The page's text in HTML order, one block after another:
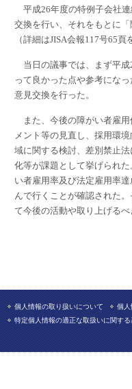
平成26年度の特例子会社
交換を行い、それをもとに
（詳細はJISA会報117号65頁
当日の議事では、まず平成
って良かった点や参考にな
意見交換を行った。
また、今後の障がい者雇用
メント等の見直し、採用環
域に関する検討、差別禁止
化等が課題として挙げられ
い者雇用率及び法定雇用率
んで行くことが確認された
て今後の活動や取り上げるべ
個人情報の取り扱いについて
個人
特定個人情報の適正な取扱いに関す